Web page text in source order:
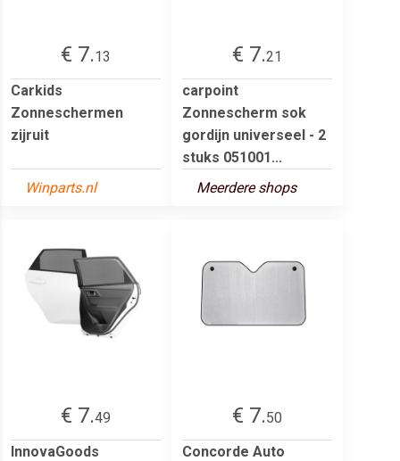
€ 7.13
Carkids
Zonneschermen
zijruit
Winparts.nl
€ 7.21
carpoint
Zonnescherm sok
gordijn universeel - 2
stuks 051001...
Meerdere shops
€ 7.49
InnovaGoods
€ 7.50
Concorde Auto